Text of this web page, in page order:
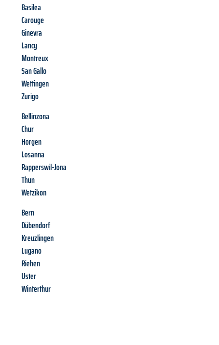
Basilea
Carouge
Ginevra
Lancy
Montreux
San Gallo
Wettingen
Zurigo
Bellinzona
Chur
Horgen
Losanna
Rapperswil-Jona
Thun
Wetzikon
Bern
Dübendorf
Kreuzlingen
Lugano
Riehen
Uster
Winterthur